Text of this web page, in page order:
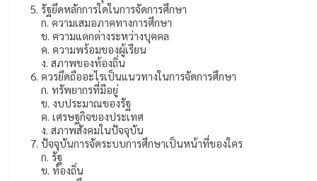
รัฐยึดหลักการใดในการจัดการศึกษา
ก. ความเสมอภาคทางการศึกษา
ข. ความแตกต่างระหว่างบุคคล
ค. ความพร้อมของผู้เรียน
ง. สภาพของท้องถิ่น
ควรยึดถืออะไรเป็นแนวทางในการจัดการศึกษา
ก. ทรัพยากรที่มีอยู่
ข. งบประมาณของรัฐ
ค. เศรษฐกิจของประเทศ
ง. สภาพสังคมในปัจจุบัน
ปัจจุบันการจัดระบบการศึกษาเป็นหน้าที่ของใคร
ก. รัฐ
ข. ท้องถิ่น